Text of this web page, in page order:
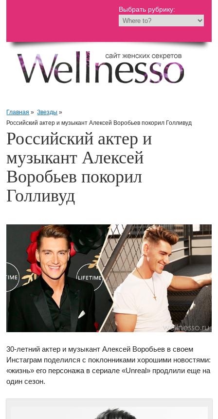
Выбрать рубрику:
Главная » Звезды »
Российский актер и музыкант Алексей Воробьев покорил Голливуд
Российский актер и
музыкант Алексей
Воробьев покорил
Голливуд
30-летний актер и музыкант Алексей Воробьев в своем
Инстаграм поделился с поклонниками хорошими новостями:
«жизнь» его персонажа в сериале «Unreal» продлили еще на
один сезон.